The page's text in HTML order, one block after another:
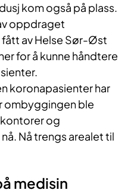
kom også på plass.
oppdraget
av Helse Sør-Øst
for å kunne håndtere
koronapasienter har
ble
og
Nå trengs arealet til
medisin